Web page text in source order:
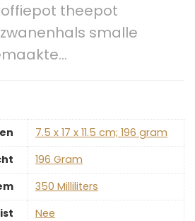
theepot
smalle
‎7.5 x 17 x 11.5 cm; 196 gram
‎196 Gram
‎350 Milliliters
‎Nee